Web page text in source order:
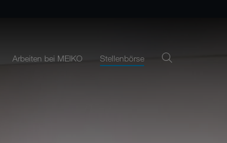
Arbeiten bei MEIKO Stellenbörse